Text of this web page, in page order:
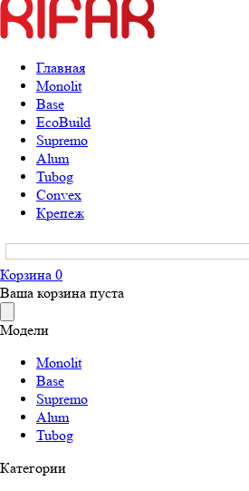
Главная
Monolit
Base
EcoBuild
Supremo
Alum
Tubog
Convex
Крепеж
Корзина 0
Ваша корзина пуста
Модели
Monolit
Base
Supremo
Alum
Tubog
Категории